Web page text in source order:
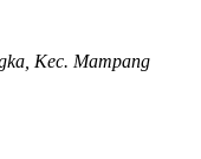
Kec. Mampang